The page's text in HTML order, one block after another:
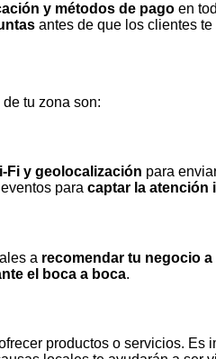
y métodos de pago en
antes de que los clientes te
tu zona son:
Fi y geolocalización para
para captar la atención
a recomendar tu negocio
el boca a boca.
productos o servicios. Es